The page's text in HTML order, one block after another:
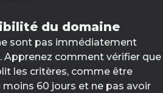
du domaine
sont pas immédiatement
Apprenez comment vérifier que
les critères, comme être
60 jours et ne pas avoir